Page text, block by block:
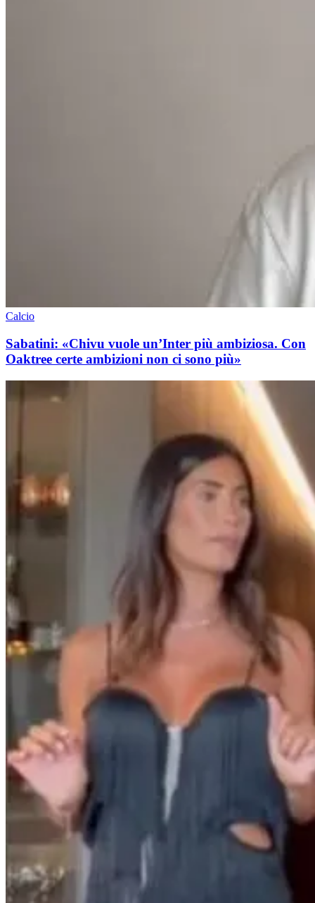
Calcio
Sabatini: «Chivu vuole un’Inter più ambiziosa. Con
Oaktree certe ambizioni non ci sono più»